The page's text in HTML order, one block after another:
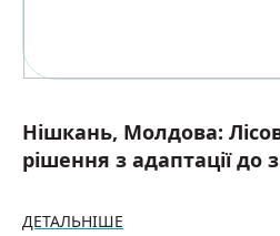
Нішкань, Молдова:
рішення з адаптації до
ДЕТАЛЬНІШЕ